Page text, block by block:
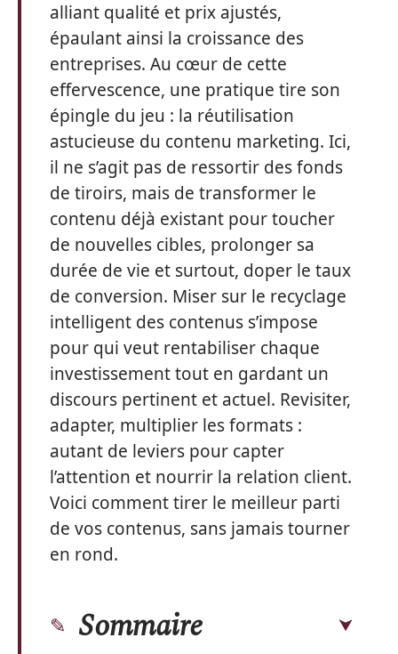
alliant qualité et prix ajustés,
épaulant ainsi la croissance des
entreprises. Au cœur de cette
effervescence, une pratique tire son
épingle du jeu : la réutilisation
astucieuse du contenu marketing. Ici,
il ne s’agit pas de ressortir des fonds
de tiroirs, mais de transformer le
contenu déjà existant pour toucher
de nouvelles cibles, prolonger sa
durée de vie et surtout, doper le taux
de conversion. Miser sur le recyclage
intelligent des contenus s’impose
pour qui veut rentabiliser chaque
investissement tout en gardant un
discours pertinent et actuel. Revisiter,
adapter, multiplier les formats :
autant de leviers pour capter
l’attention et nourrir la relation client.
Voici comment tirer le meilleur parti
de vos contenus, sans jamais tourner
en rond.
Sommaire